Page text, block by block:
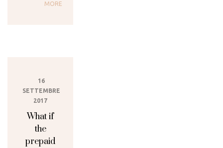
MORE
16
SETTEMBRE
2017
What if
the
prepaid